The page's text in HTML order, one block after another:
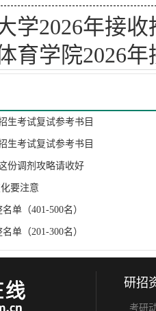
学2026年接
育学院2026
生考试复试参考书目
生考试复试参考书目
份调剂攻略请收好
要注意
单（401-500名）
单（201-300名）
研招
考研